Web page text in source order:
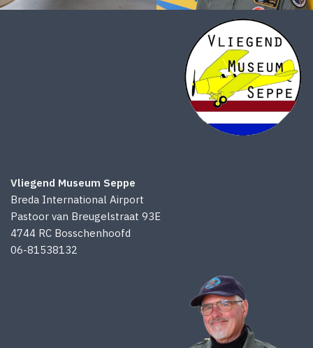
Vliegend Museum Seppe
Breda International Airport
Pastoor van Breugelstraat 93E
4744 RC Bosschenhoofd
06-81538132